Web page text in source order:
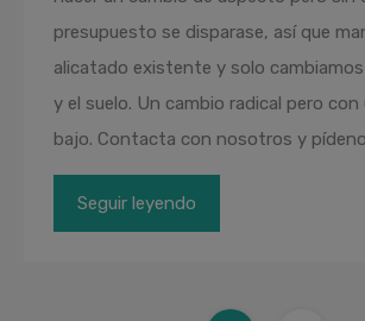
presupuesto se disparase, así que
alicatado existente y solo
y el suelo. Un cambio radical pero
bajo. Contacta con nosotros y
Seguir leyendo